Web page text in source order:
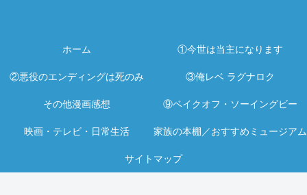
ホーム ①今世は当主になります
②悪役のエンディングは死のみ ③俺レベ ラグナロク
その他漫画感想 ⑨ベイクオフ・ソーイングビー
映画・テレビ・日常生活 家族の本棚／おすすめミュージアム
サイトマップ